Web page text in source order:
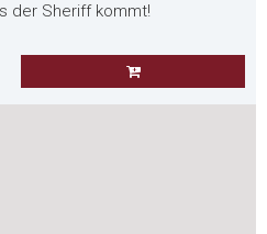
der Sheriff kommt!